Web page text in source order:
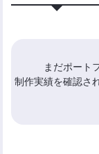
まだポート
制作実績を確認さ